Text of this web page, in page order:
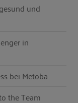
und
in
bei Metoba
the Team